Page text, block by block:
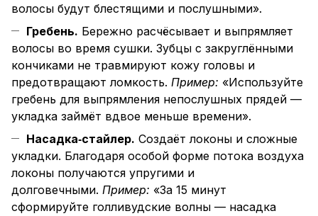
волосы будут блестящими и послушными».
Гребень. Бережно расчёсывает и выпрямляет
волосы во время сушки. Зубцы с закруглёнными
кончиками не травмируют кожу головы и
предотвращают ломкость. Пример: «Используйте
гребень для выпрямления непослушных прядей —
укладка займёт вдвое меньше времени».
Насадка‑стайлер. Создаёт локоны и сложные
укладки. Благодаря особой форме потока воздуха
локоны получаются упругими и
долговечными. Пример: «За 15 минут
сформируйте голливудские волны — насадка